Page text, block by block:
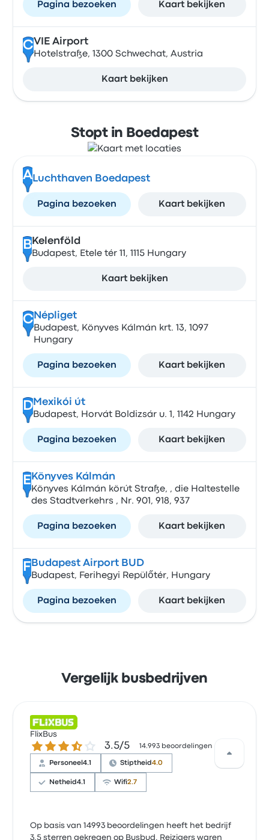
Pagina bezoeken Kaart bekijken
CVIE Airport
Hotelstraße, 1300 Schwechat, Austria
Kaart bekijken
Stopt in Boedapest
ALuchthaven Boedapest
Pagina bezoeken Kaart bekijken
B Kelenföld
Budapest, Etele tér 11, 1115 Hungary
Kaart bekijken
CNépliget
Budapest, Könyves Kálmán krt. 13, 1097
Hungary
Pagina bezoeken Kaart bekijken
DMexikói út
Budapest, Horvát Boldizsár u. 1, 1142 Hungary
Pagina bezoeken Kaart bekijken
E Könyves Kálmán
Könyves Kálmán körút Straße, , die Haltestelle
des Stadtverkehrs , Nr. 901, 918, 937
Pagina bezoeken Kaart bekijken
F Budapest Airport BUD
Budapest, Ferihegyi Repülőtér, Hungary
Pagina bezoeken Kaart bekijken
Vergelijk busbedrijven
FlixBus
3.5 van de 5 sterren
3.5/5 14.993 beoordelingen
Personeel4.1 Stiptheid4.0
Netheid4.1 Wifi2.7
Op basis van 14993 beoordelingen heeft het bedrijf
3.5 sterren gekregen op Busbud. Reizigers waren